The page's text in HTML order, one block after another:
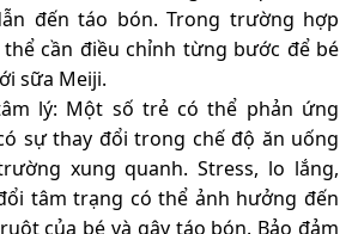
đến táo bón. Trong trường hợp
thể cần điều chỉnh từng bước để bé
sữa Meiji.
lý: Một số trẻ có thể phản ứng
sự thay đổi trong chế độ ăn uống
xung quanh. Stress, lo lắng,
tâm trạng có thể ảnh hưởng đến
của bé và gây táo bón. Bảo đảm